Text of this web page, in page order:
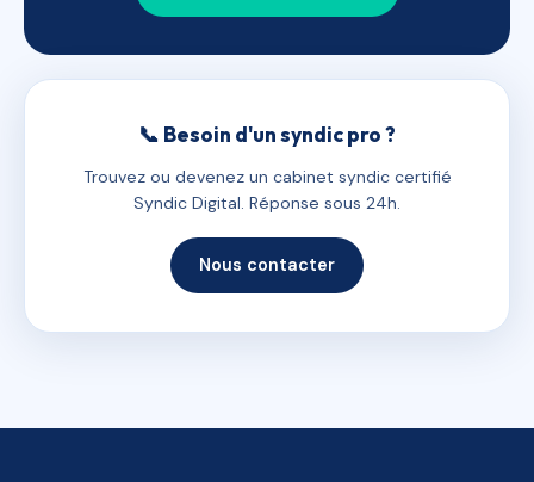
📞 Besoin d'un syndic pro ?
Trouvez ou devenez un cabinet syndic certifié
Syndic Digital. Réponse sous 24h.
Nous contacter